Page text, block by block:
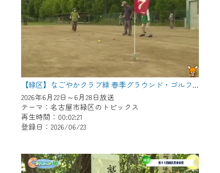
【緑区】なごやかクラブ緑 春季グラウンド・ゴルフ大会
2026年6月22日～6月28日放送
テーマ：名古屋市緑区のトピックス
再生時間：00:02:21
登録日：2026/06/23